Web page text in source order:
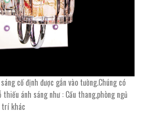
cố định được gắn vào tường.Chúng có
ánh sáng như : Cầu thang,phòng ngủ
trí khác